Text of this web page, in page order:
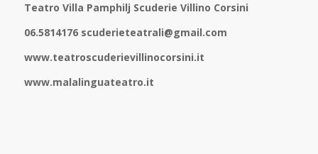
Teatro Villa Pamphilj Scuderie Villino Corsini
06.5814176 scuderieteatrali@gmail.com
www.teatroscuderievillinocorsini.it
www.malalinguateatro.it